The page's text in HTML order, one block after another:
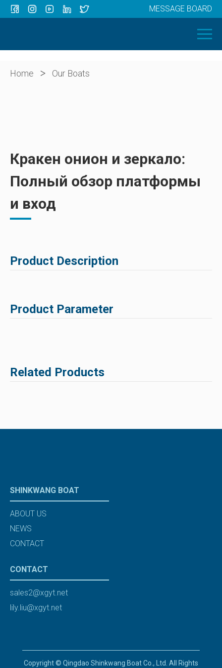
OUR BOATS
ABOUT US
MESSAGE BOARD
Home > Our Boats
Кракен онион и зеркало:
Полный обзор платформы
и вход
Product Description
Product Parameter
Related Products
SHINKWANG BOAT
ABOUT US
NEWS
CONTACT
CONTACT
sales2@xgyt.net
lily.liu@xgyt.net
Copyright © Qingdao Shinkwang Boat Co., Ltd. All Rights